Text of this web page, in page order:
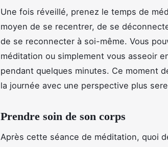
Une fois réveillé, prenez le temps de
moyen de se recentrer, de se
de se reconnecter à soi-même. Vous
méditation ou simplement vous asseoir
pendant quelques minutes. Ce moment
la journée avec une perspective plus
Prendre soin de son corps
Après cette séance de méditation, quoi